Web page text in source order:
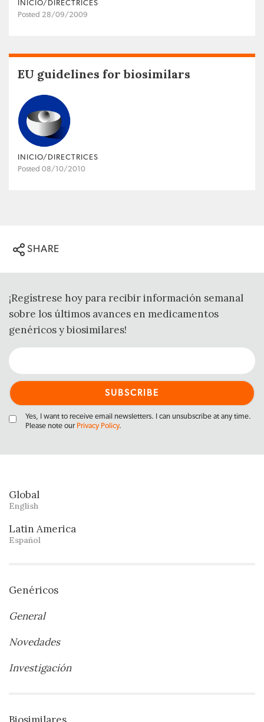
INICIO/DIRECTRICES
Posted 28/09/2009
EU guidelines for biosimilars
INICIO/DIRECTRICES
Posted 08/10/2010
SHARE
¡Regístrese hoy para recibir información semanal
sobre los últimos avances en medicamentos
genéricos y biosimilares!
Yes, I want to receive email newsletters. I can unsubscribe at any time.
Please note our Privacy Policy.
Global
English
Latin America
Español
Genéricos
General
Novedades
Investigación